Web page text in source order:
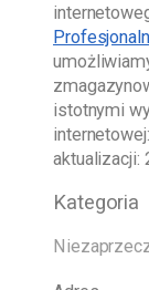
istotnymi
internetowej:
aktualizacji:
Kategoria